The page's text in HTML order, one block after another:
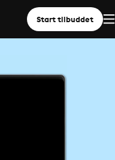
Start tilbuddet